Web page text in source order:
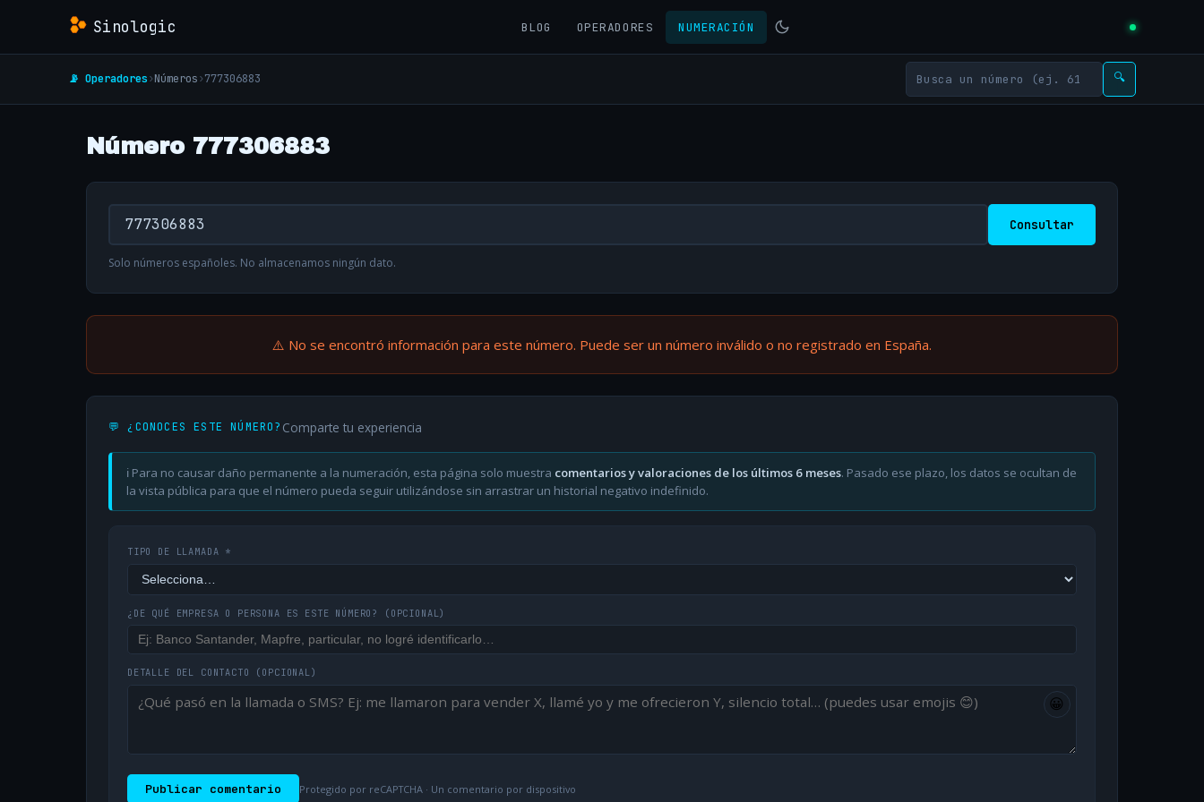
Sinologic BLOG OPERADORES NUMERACIÓN
📡 Operadores›Números›777306883 🔍
Número 777306883
Consultar
Solo números españoles. No almacenamos ningún dato.
⚠️ No se encontró información para este número. Puede ser un número inválido o no registrado en España.
💬 ¿CONOCES ESTE NÚMERO? Comparte tu experiencia
ℹ️ Para no causar daño permanente a la numeración, esta página solo muestra comentarios y valoraciones de los últimos 6 meses. Pasado ese plazo, los datos se ocultan de
la vista pública para que el número pueda seguir utilizándose sin arrastrar un historial negativo indefinido.
TIPO DE LLAMADA *
¿DE QUÉ EMPRESA O PERSONA ES ESTE NÚMERO? (OPCIONAL)
DETALLE DEL CONTACTO (OPCIONAL)
😀
Publicar comentario Protegido por reCAPTCHA · Un comentario por dispositivo